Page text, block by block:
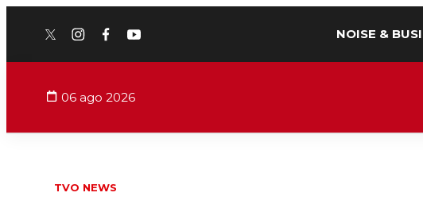
twitterinstagram
facebook
youtube NOISE &
06 ago 2026
TVO NEWS